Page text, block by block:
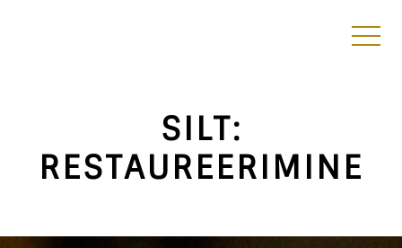
SILT:
RESTAUREERIMINE